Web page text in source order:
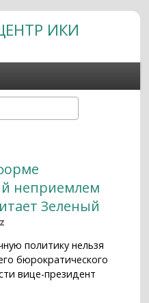
ИКИ
неприемлем
Зеленый
политику нельзя
бюрократического
вице-президент